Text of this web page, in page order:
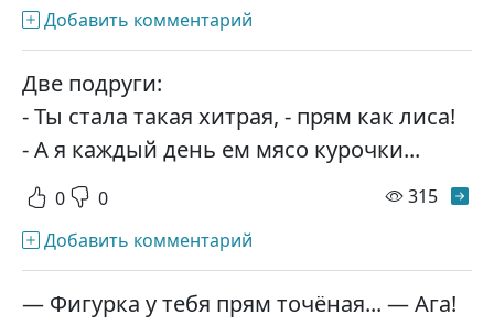
Добавить комментарий
Две подруги:
- Ты стала такая хитрая, - прям как лиса!
- А я каждый день ем мясо курочки...
0 0 315
Добавить комментарий
— Фигурка у тебя прям точёная... — Ага!